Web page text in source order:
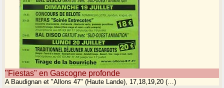
"Fiestas" en Gascogne profonde
A Baudignan et "Allons 47" (Haute Lande), 17,18,19,20 (…)